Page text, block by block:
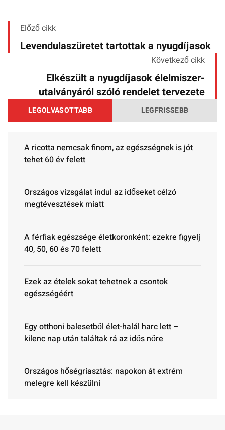
Előző cikk
Levendulaszüretet tartottak a nyugdíjasok
Következő cikk
Elkészült a nyugdíjasok élelmiszer-
utalványáról szóló rendelet tervezete
LEGOLVASOTTABB LEGFRISSEBB
A ricotta nemcsak finom, az egészségnek is jót
tehet 60 év felett
Országos vizsgálat indul az időseket célzó
megtévesztések miatt
A férfiak egészsége életkoronként: ezekre figyelj
40, 50, 60 és 70 felett
Ezek az ételek sokat tehetnek a csontok
egészségéért
Egy otthoni balesetből élet-halál harc lett –
kilenc nap után találtak rá az idős nőre
Országos hőségriasztás: napokon át extrém
melegre kell készülni